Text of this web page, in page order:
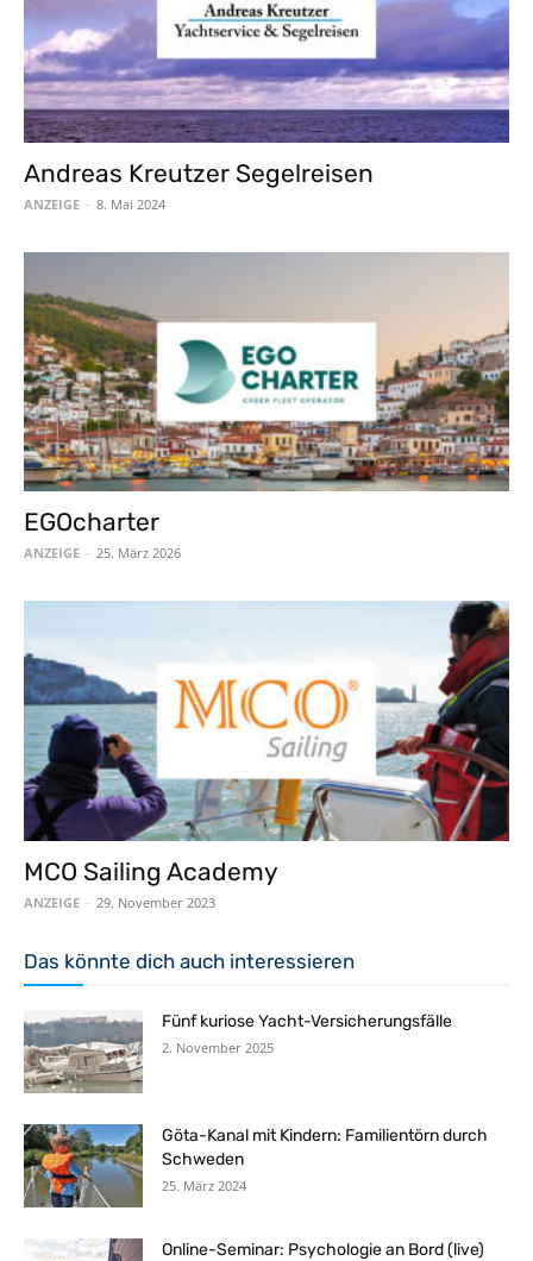
Andreas Kreutzer Segelreisen
ANZEIGE - 8. Mai 2024
EGOcharter
ANZEIGE - 25. März 2026
MCO Sailing Academy
ANZEIGE - 29. November 2023
Das könnte dich auch interessieren
Fünf kuriose Yacht-Versicherungsfälle
2. November 2025
Göta-Kanal mit Kindern: Familientörn durch
Schweden
25. März 2024
Online-Seminar: Psychologie an Bord (live)